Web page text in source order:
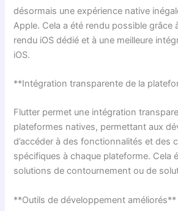
désormais une expérience native
Apple. Cela a été rendu possible grâce
rendu iOS dédié et à une meilleure
iOS.
**Intégration transparente de la
Flutter permet une intégration
plateformes natives, permettant aux
d’accéder à des fonctionnalités et des
spécifiques à chaque plateforme. Cela
solutions de contournement ou de
**Outils de développement améliorés**